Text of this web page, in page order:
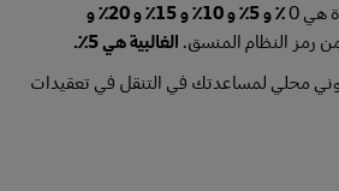
هي 0
٪ و 5٪ و 10٪ و 15٪ و 20٪ و
رمز النظام المنسق. الغالبية هي 5٪.
محلي لمساعدتك في التنقل في تعقيدات